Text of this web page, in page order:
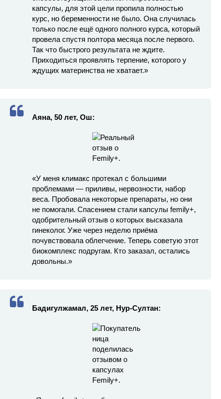
капсулы, для этой цели пропила полностью
курс, но беременности не было. Она случилась
только после ещё одного полного курса, который
провела спустя полтора месяца после первого.
Так что быстрого результата не ждите.
Приходиться проявлять терпение, которого у
ждущих материнства не хватает.»
Аяна, 50 лет, Ош:
«У меня климакс протекал с большими
проблемами — приливы, нервозности, набор
веса. Пробовала некоторые препараты, но они
не помогали. Спасением стали капсулы femily+,
одобрительный отзыв о которых высказала
гинеколог. Уже через неделю приёма
почувствовала облегчение. Теперь советую этот
биокомплекс подругам. Кто заказал, остались
довольны.»
Бадигулжамал, 25 лет, Нур-Султан: